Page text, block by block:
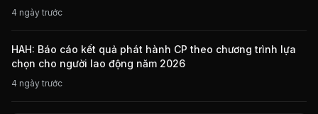
4 ngày trước
HAH: Báo cáo kết quả phát hành CP theo chương trình lựa
chọn cho người lao động năm 2026
4 ngày trước